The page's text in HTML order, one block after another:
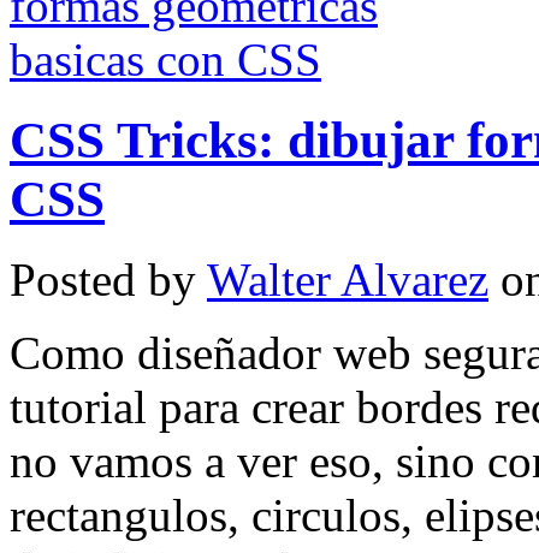
CSS Tricks: dibujar
CSS
Posted by Walter Alvarez
Como diseñador web
tutorial para crear bordes
no vamos a ver eso, sino
rectangulos, circulos,